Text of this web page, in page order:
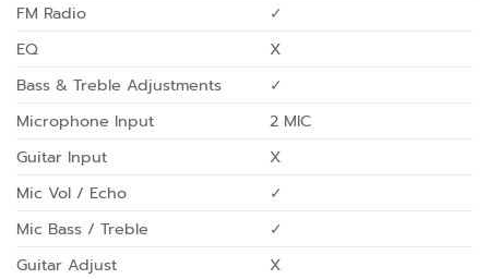
FM Radio
✓
EQ
X
Bass & Treble Adjustments
✓
Microphone Input
2 MIC
Guitar Input
X
Mic Vol / Echo
✓
Mic Bass / Treble
✓
Guitar Adjust
X